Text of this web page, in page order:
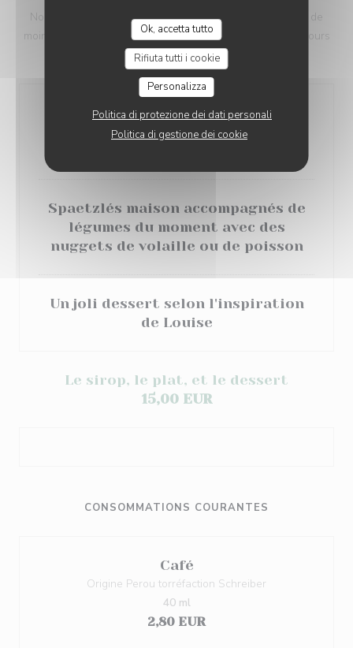
Ok, accetta tutto
Rifiuta tutti i cookie
Personalizza
Politica di protezione dei dati personali
Politica di gestione dei cookie
Nous avons à coeur de proposer à nos jeunes convives de
moins de 12 ans une cuisine savoureuse, créative, et toujours
100% faite maison !
Un verre de sirop à l'eau
au choix: grenadine, fraise, citron, menthe, violette,
Spaetzlés maison accompagnés de
légumes du moment avec des
nuggets de volaille ou de poisson
Un joli dessert selon l'inspiration
de Louise
Le sirop, le plat, et le dessert
15,00 EUR
CONSOMMATIONS COURANTES
Café
Origine Perou torréfaction Schreiber
2,80 EUR
40 ml